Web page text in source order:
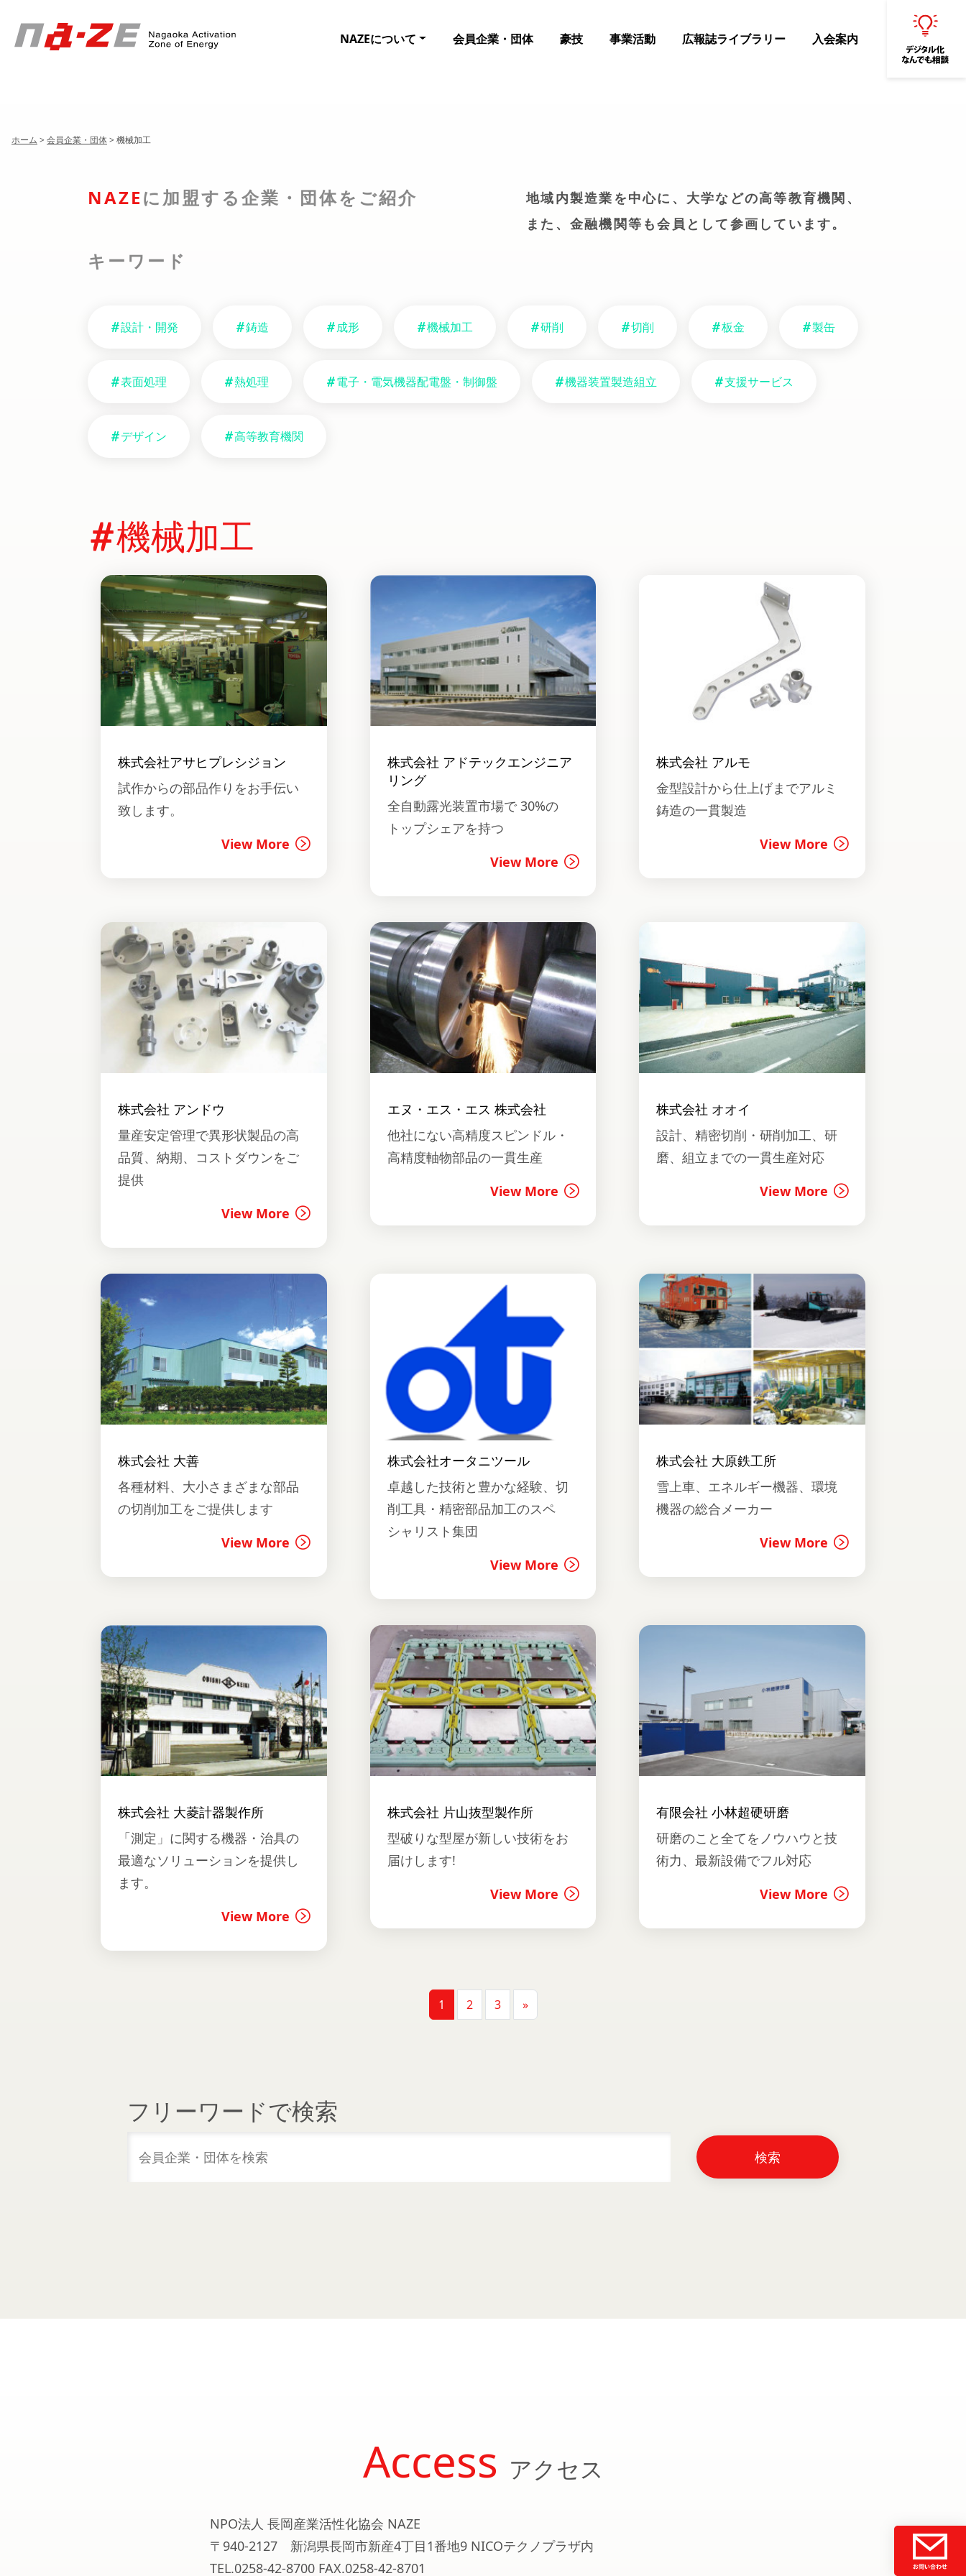
NAZEについて 会員企業・団体 豪技 事業活動 広報誌ライブラリー 入会案内
ホーム > 会員企業・団体> 機械加工
NAZEに加盟する企業・団体をご紹介
地域内製造業を中心に、大学などの高等教育機関、
また、金融機関等も会員として参画しています。
キーワード
設計・開発 鋳造 成形 機械加工 研削 切削 板金 製缶
表面処理 熱処理 電子・電気機器配電盤・制御盤 機器装置製造組立 支援サービス
デザイン 高等教育機関
機械加工
株式会社アサヒプレシジョン
試作からの部品作りをお手伝い
致します。
View More
株式会社 アドテックエンジニア
リング
全自動露光装置市場で 30%の
トップシェアを持つ
View More
株式会社 アルモ
金型設計から仕上げまでアルミ
鋳造の一貫製造
View More
株式会社 アンドウ
量産安定管理で異形状製品の高
品質、納期、コストダウンをご
提供
View More
エヌ・エス・エス 株式会社
他社にない高精度スピンドル・
高精度軸物部品の一貫生産
View More
株式会社 オオイ
設計、精密切削・研削加工、研
磨、組立までの一貫生産対応
View More
株式会社 大善
各種材料、大小さまざまな部品
の切削加工をご提供します
View More
株式会社オータニツール
卓越した技術と豊かな経験、切
削工具・精密部品加工のスペ
シャリスト集団
View More
株式会社 大原鉄工所
雪上車、エネルギー機器、環境
機器の総合メーカー
View More
株式会社 大菱計器製作所
「測定」に関する機器・治具の
最適なソリューションを提供し
ます。
View More
株式会社 片山抜型製作所
型破りな型屋が新しい技術をお
届けします!
View More
有限会社 小林超硬研磨
研磨のこと全てをノウハウと技
術力、最新設備でフル対応
View More
1 2 3 »
フリーワードで検索
Access アクセス
NPO法人 長岡産業活性化協会 NAZE
〒940-2127 新潟県長岡市新産4丁目1番地9 NICOテクノプラザ内
TEL.0258-42-8700 FAX.0258-42-8701